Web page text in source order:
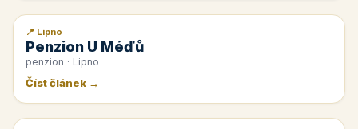
📰 PR článek
📍 Lipno
Penzion U Méďů
penzion · Lipno
Číst článek →